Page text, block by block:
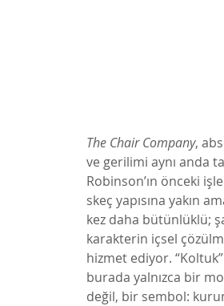
The Chair Company,
ve gerilimi aynı anda
Robinson’ın önceki
skeç yapısına yakın
kez daha bütünlüklü;
karakterin içsel
hizmet ediyor. “Koltuk”
burada yalnızca bir
değil, bir sembol: